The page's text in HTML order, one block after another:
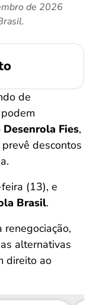
de 2026
de
Desenrola Fies,
descontos
(13), e
Brasil.
alternativas
direito ao